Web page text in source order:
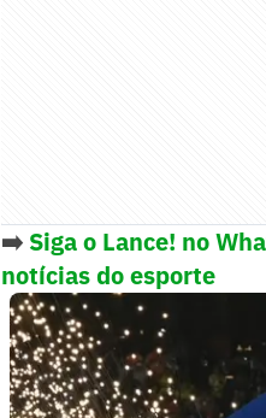
➡️ Siga o Lance! no
notícias do esporte